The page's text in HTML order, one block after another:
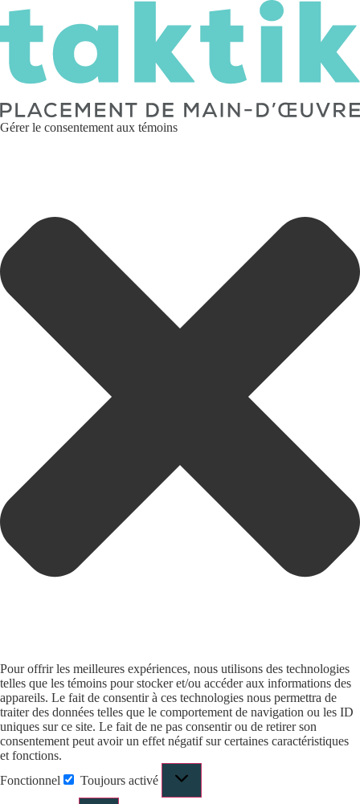
Gérer le consentement aux témoins
Pour offrir les meilleures expériences, nous utilisons des technologies
telles que les témoins pour stocker et/ou accéder aux informations des
appareils. Le fait de consentir à ces technologies nous permettra de
traiter des données telles que le comportement de navigation ou les ID
uniques sur ce site. Le fait de ne pas consentir ou de retirer son
consentement peut avoir un effet négatif sur certaines caractéristiques
et fonctions.
Fonctionnel
Toujours activé